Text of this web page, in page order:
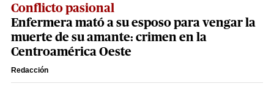
Conflicto pasional
Enfermera mató a su esposo para vengar la
muerte de su amante: crimen en la
Centroamérica Oeste
Redacción